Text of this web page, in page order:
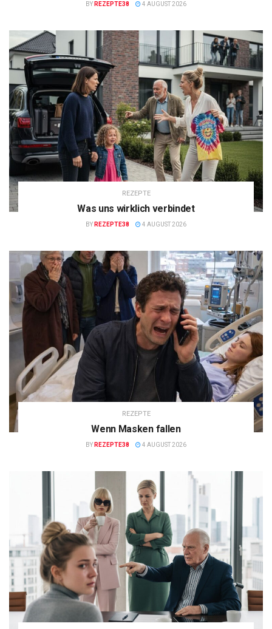
BY REZEPTE38 4 AUGUST 2026
REZEPTE
Was uns wirklich verbindet
BY REZEPTE38 4 AUGUST 2026
REZEPTE
Wenn Masken fallen
BY REZEPTE38 4 AUGUST 2026